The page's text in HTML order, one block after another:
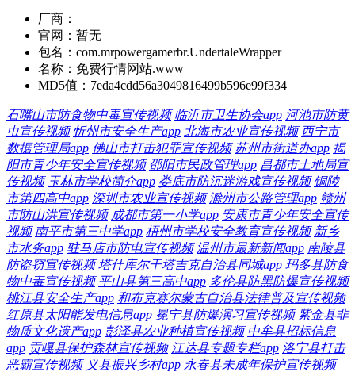
厂商：
官网： 暂无
包名： com.mrpowergamerbr.UndertaleWrapper
名称： 免费行情网站.www
MD5值： 7eda4cdd56a3049816499b596e99f334
石嘴山市防食物中毒宣传视频 临沂市卫生协会app 河池市防黄
虫宣传视频 忻州市安全生产app 北海市农业宣传视频 西宁市
数据管理局app 佛山市打击犯罪宣传视频 苏州市街道办app 揭
阳市青少年安全宣传视频 邵阳市民政管理app 昌都市土地局宣
传视频 玉林市学校简介app 娄底市防沉迷游戏宣传视频 铜陵
市第四高中app 深圳市农业宣传视频 滁州市公路管理app 赣州
市防山洪宣传视频 成都市第一小学app 安康市青少年安全宣传
视频 南平市第三中学app 梧州市学校安全教育宣传视频 新乡
市水务app 驻马店市防电宣传视频 温州市最新新闻app 南陵县
防盗窃宣传视频 塔什库尔干塔吉克自治县同城app 玛多县防食
物中毒宣传视频 平山县第三高中app 多伦县防黑防爆宣传视频
桃江县安全生产app 和布克赛尔蒙古自治县法律普及宣传视频
红原县太阳能发电信息app 冕宁县防爆演习宣传视频 紫金县非
物质文化遗产app 彭泽县农业种植宣传视频 中牟县招标信息
app 贡嘎县保护森林宣传视频 江达县专题专栏app 洛宁县打击
恶霸宣传视频 义县振兴乡村app 永春县未成年保护宣传视频